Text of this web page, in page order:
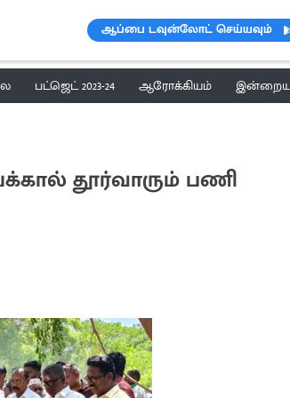
ஆப்பை டவுன்லோட் செய்யவும்
பட்ஜெட் 2023-24 ஆரோக்கியம் இன்றைய
தூர்வாரும் பணி